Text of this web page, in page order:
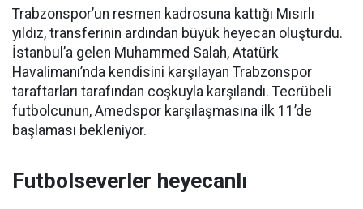
Trabzonspor’un resmen kadrosuna kattığı Mısırlı
yıldız, transferinin ardından büyük heyecan oluşturdu.
İstanbul’a gelen Muhammed Salah, Atatürk
Havalimanı’nda kendisini karşılayan Trabzonspor
taraftarları tarafından coşkuyla karşılandı. Tecrübeli
futbolcunun, Amedspor karşılaşmasına ilk 11’de
başlaması bekleniyor.
Futbolseverler heyecanlı